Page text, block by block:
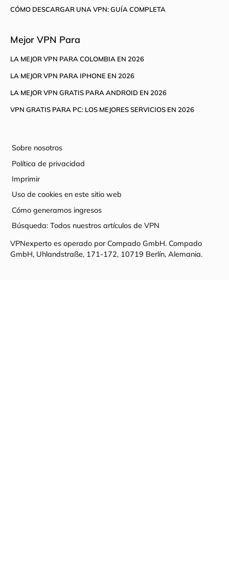
CÓMO DESCARGAR UNA VPN: GUÍA COMPLETA
Mejor VPN Para
LA MEJOR VPN PARA COLOMBIA EN 2026
LA MEJOR VPN PARA IPHONE EN 2026
LA MEJOR VPN GRATIS PARA ANDROID EN 2026
VPN GRATIS PARA PC: LOS MEJORES SERVICIOS EN 2026
Sobre nosotros
Política de privacidad
Imprimir
Uso de cookies en este sitio web
Cómo generamos ingresos
Búsqueda: Todos nuestros artículos de VPN
VPNexperto es operado por Compado GmbH. Compado
GmbH, Uhlandstraße, 171-172, 10719 Berlín, Alemania.